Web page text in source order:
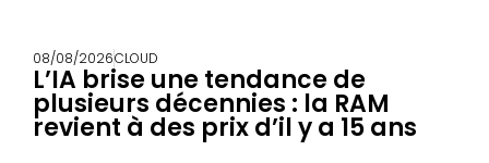
08/08/2026CLOUD
L’IA brise une tendance de
plusieurs décennies : la RAM
revient à des prix d’il y a 15 ans